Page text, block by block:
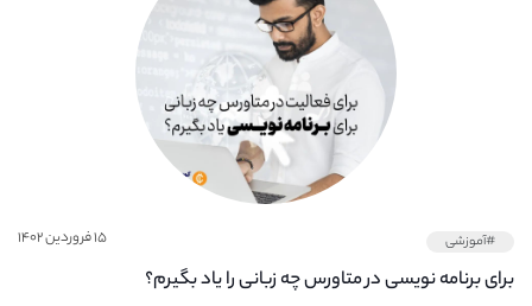
#آموزشی ۱۵ فروردین ۱۴۰۲
برای برنامه نویسی در متاورس چه زبانی را یاد بگیرم؟